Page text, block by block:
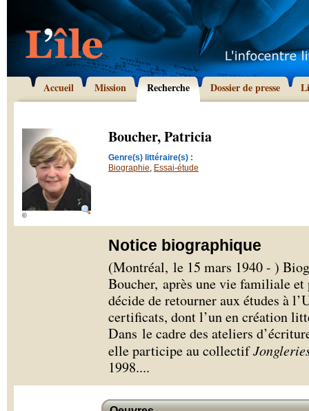
Accueil Mission Recherche Dossier de presse
©
Boucher, Patricia
Genre(s) littéraire(s) :
Biographie, Essai-étude
Notice biographique
(Montréal, le 15 mars 1940 - )
Boucher, après une vie familiale
décide de retourner aux études à
certificats, dont l’un en création
Dans le cadre des ateliers
elle participe au collectif
1998....